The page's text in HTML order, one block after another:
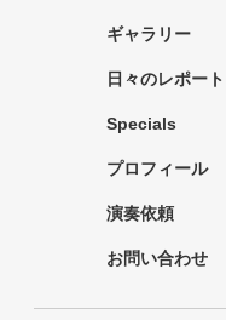
ギャラリー
日々のレポート
Specials
プロフィール
演奏依頼
お問い合わせ